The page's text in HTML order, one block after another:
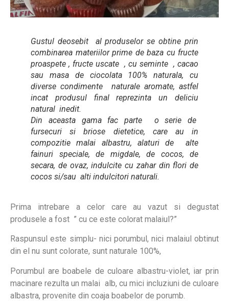
Gustul deosebit al produselor se obtine prin
combinarea materiilor prime de baza cu fructe
proaspete , fructe uscate , cu seminte , cacao
sau masa de ciocolata 100% naturala, cu
diverse condimente naturale aromate, astfel
incat produsul final reprezinta un deliciu
natural inedit.
Din aceasta gama fac parte o serie de
fursecuri si briose dietetice, care au in
compozitie malai albastru, alaturi de alte
fainuri speciale, de migdale, de cocos, de
secara, de ovaz, indulcite cu zahar din flori de
cocos si/sau alti indulcitori naturali.
Prima intrebare a celor care au vazut si degustat
produsele a fost ” cu ce este colorat malaiul?”
Raspunsul este simplu- nici porumbul, nici malaiul obtinut
din el nu sunt colorate, sunt naturale 100%,
Porumbul are boabele de culoare albastru-violet, iar prin
macinare rezulta un malai alb, cu mici incluziuni de culoare
albastra, provenite din coaja boabelor de porumb.